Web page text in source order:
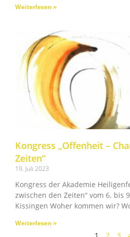
Weiterlesen »
Kongress „Offenheit –
Zeiten“
19. Juli 2023
Kongress der Akademie
zwischen den Zeiten“ vom 6. bis
Kissingen Woher kommen wir?
Weiterlesen »